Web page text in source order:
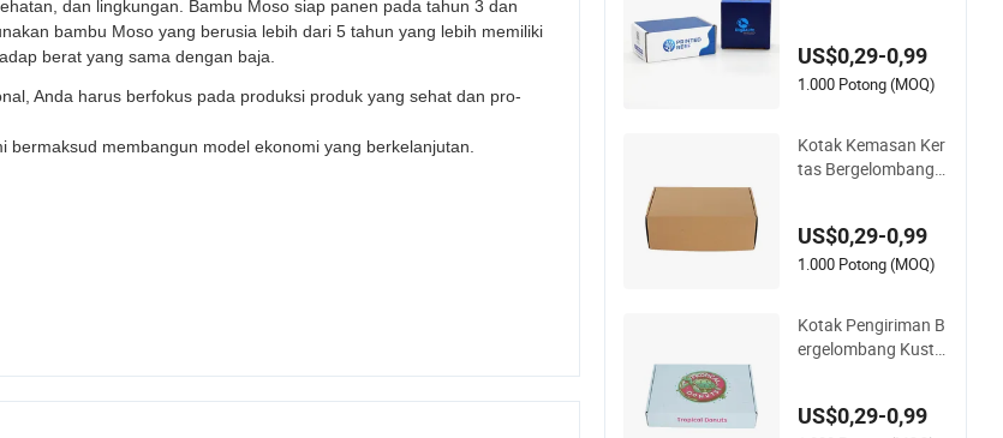
dan lingkungan. Bambu Moso siap panen pada tahun 3 dan
bambu Moso yang berusia lebih dari 5 tahun yang lebih memiliki
berat yang sama dengan baja.
Anda harus berfokus pada produksi produk yang sehat dan pro-
bermaksud membangun model ekonomi yang berkelanjutan.
stom
US$0,29-0,99
1.000 Potong (MOQ)
Kotak Kemasan Ker
tas Bergelombang
ng Dapat Didaur Ula
ng
US$0,29-0,99
1.000 Potong (MOQ)
Kotak Pengiriman B
ergelombang Kusto
Vitamin
US$0,29-0,99